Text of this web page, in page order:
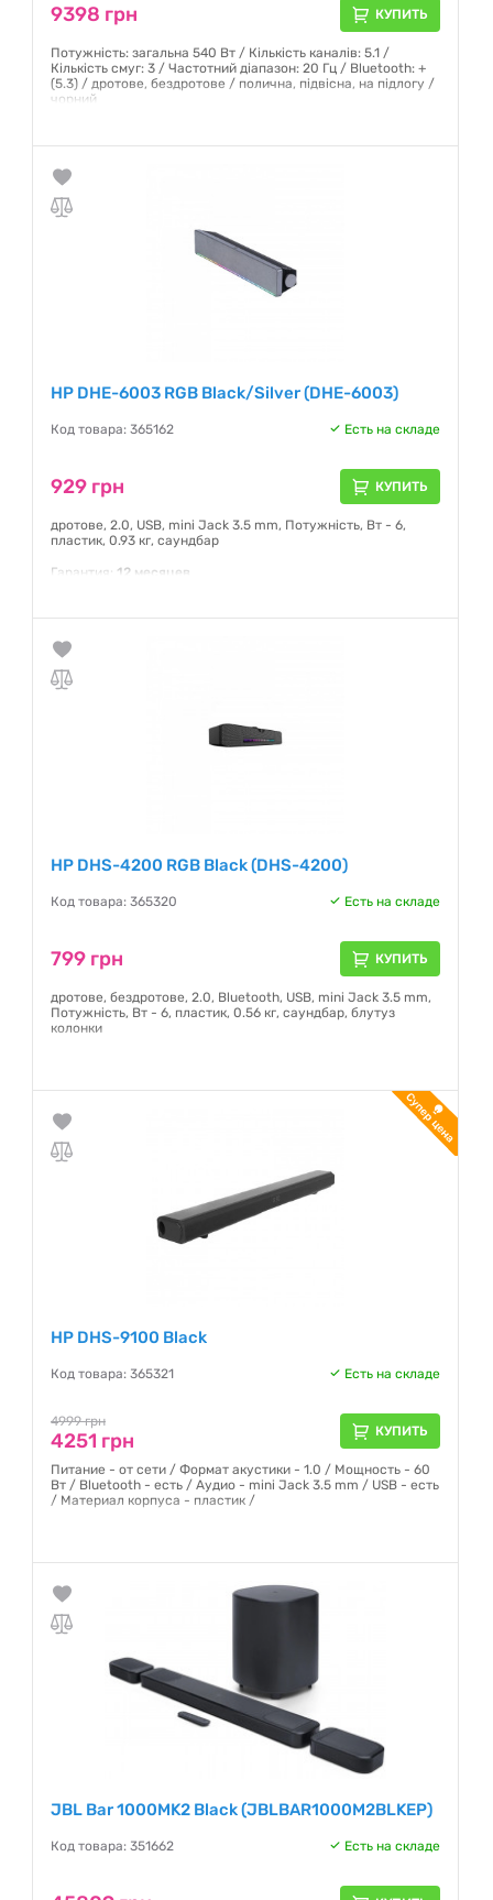
9398 грн КУПИТЬ
Потужність: загальна 540 Вт / Кількість каналів: 5.1 /
Кількість смуг: 3 / Частотний діапазон: 20 Гц / Bluetooth: +
(5.3) / дротове, бездротове / полична, підвісна, на підлогу /
чорний
HP DHE-6003 RGB Black/Silver (DHE-6003)
Код товара: 365162 Есть на складе
929 грн КУПИТЬ
дротове, 2.0, USB, mini Jack 3.5 mm, Потужність, Вт - 6,
пластик, 0.93 кг, саундбар
Гарантия: 12 месяцев
HP DHS-4200 RGB Black (DHS-4200)
Код товара: 365320 Есть на складе
799 грн КУПИТЬ
дротове, бездротове, 2.0, Bluetooth, USB, mini Jack 3.5 mm,
Потужність, Вт - 6, пластик, 0.56 кг, саундбар, блутуз
колонки
HP DHS-9100 Black
Код товара: 365321 Есть на складе
4999 грн
4251 грн КУПИТЬ
Питание - от сети / Формат акустики - 1.0 / Мощность - 60
Вт / Bluetooth - есть / Аудио - mini Jack 3.5 mm / USB - есть
/ Материал корпуса - пластик /
JBL Bar 1000MK2 Black (JBLBAR1000M2BLKEP)
Код товара: 351662 Есть на складе